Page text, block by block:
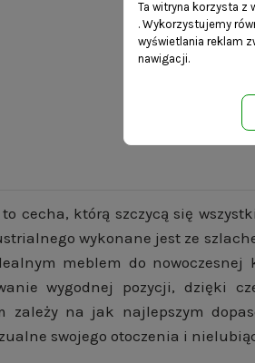
cecha, którą szczycą się
wykonane jest ze
meblem do
wygodnej pozycji, dzięki
zależy na jak najlepszym
swojego otoczenia i
Ta witryna korzysta z
. Wykorzystujemy
wyświetlania reklam
nawigacji.